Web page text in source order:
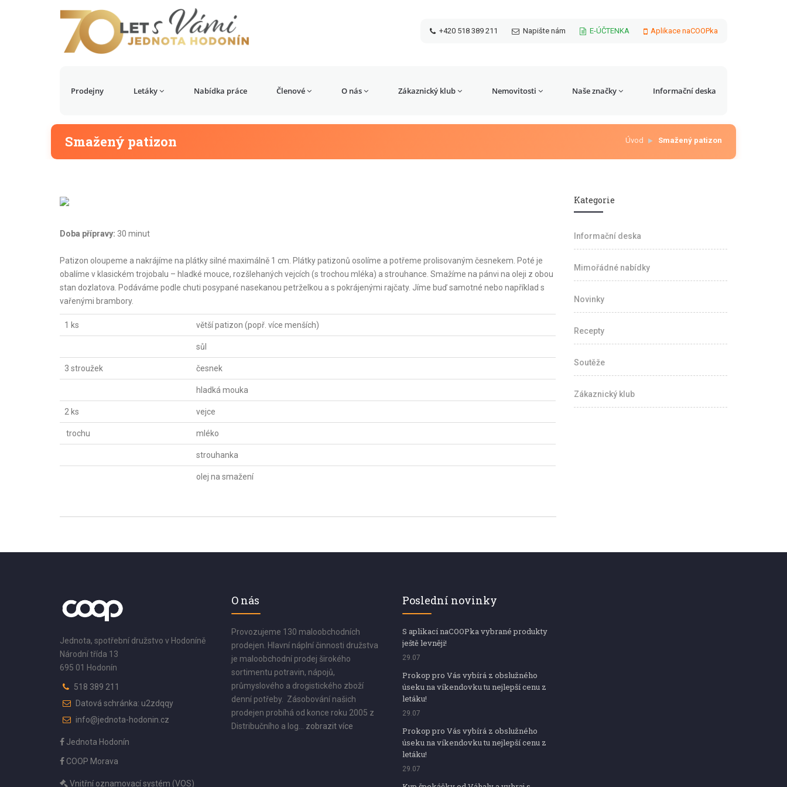
+420 518 389 211 Napište nám E-ÚČTENKA Aplikace naCOOPka
Prodejny Letáky Nabídka práce Členové O nás Zákaznický klub Nemovitosti Naše značky Informační deska
Smažený patizon Úvod Smažený patizon
Doba přípravy: 30 minut
Patizon oloupeme a nakrájíme na plátky silné maximálně 1 cm. Plátky patizonů osolíme a potřeme prolisovaným česnekem. Poté je
obalíme v klasickém trojobalu – hladké mouce, rozšlehaných vejcích (s trochou mléka) a strouhance. Smažíme na pánvi na oleji z obou
stan dozlatova. Podáváme podle chuti posypané nasekanou petrželkou a s pokrájenými rajčaty. Jíme buď samotné nebo například s
vařenými brambory.
1 ks větší patizon (popř. více menších)
sůl
3 stroužek česnek
hladká mouka
2 ks vejce
trochu mléko
strouhanka
olej na smažení
Kategorie
Informační deska
Mimořádné nabídky
Novinky
Recepty
Soutěže
Zákaznický klub
Jednota, spotřební družstvo v Hodoníně
Národní třída 13
695 01 Hodonín
518 389 211
Datová schránka: u2zdqqy
info@jednota-hodonin.cz
Jednota Hodonín
COOP Morava
Vnitřní oznamovací systém (VOS)
O nás
Provozujeme 130 maloobchodních
prodejen. Hlavní náplní činnosti družstva
je maloobchodní prodej širokého
sortimentu potravin, nápojů,
průmyslového a drogistického zboží
denní potřeby. Zásobování našich
prodejen probíhá od konce roku 2005 z
Distribučního a log... zobrazit více
Poslední novinky
S aplikací naCOOPka vybrané produkty
ještě levněji!
29.07
Prokop pro Vás vybírá z obslužného
úseku na víkendovku tu nejlepší cenu z
letáku!
29.07
Prokop pro Vás vybírá z obslužného
úseku na víkendovku tu nejlepší cenu z
letáku!
29.07